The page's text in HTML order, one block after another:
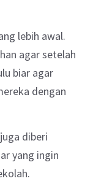
lebih awal.
agar setelah
biar agar
dengan
diberi
yang ingin